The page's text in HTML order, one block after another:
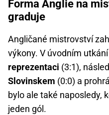
Forma Anglie na
graduje
Angličané mistrovství
výkony. V úvodním
reprezentaci (3:1),
Slovinskem (0:0) a
bylo ale také naposledy,
jeden gól.